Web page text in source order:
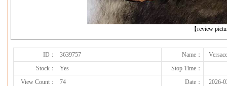
【review
下一张
ID： 3639757 Name：
Stock：
Yes
Stop Time：
View Count：
74 Date：
2026-